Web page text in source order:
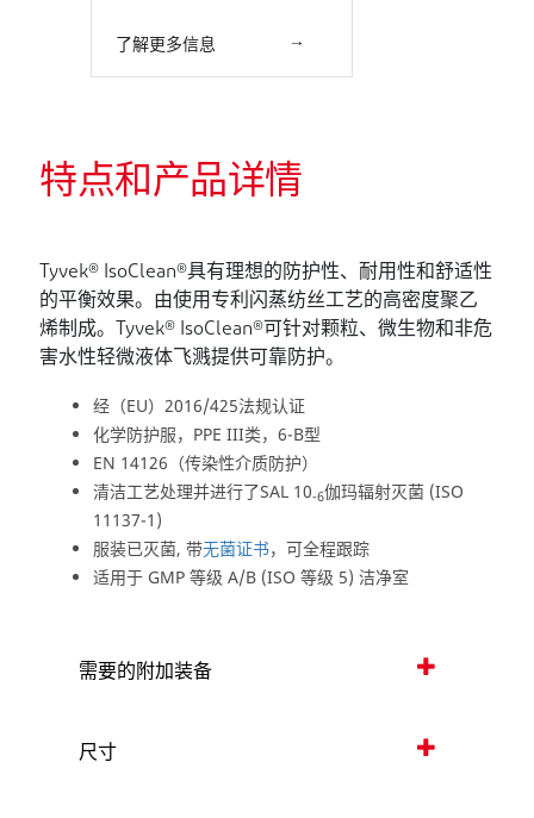
了解更多信息
特点和产品详情
Tyvek® IsoClean®具有理想的防护性、耐用性和舒适性
的平衡效果。由使用专利闪蒸纺丝工艺的高密度聚乙
烯制成。Tyvek® IsoClean®可针对颗粒、微生物和非危
害水性轻微液体飞溅提供可靠防护。
经（EU）2016/425法规认证
化学防护服，PPE III类，6-B型
EN 14126（传染性介质防护）
清洁工艺处理并进行了SAL 10-6伽玛辐射灭菌 (ISO
11137-1)
服装已灭菌, 带无菌证书，可全程跟踪
适用于 GMP 等级 A/B (ISO 等级 5) 洁净室
需要的附加装备
尺寸